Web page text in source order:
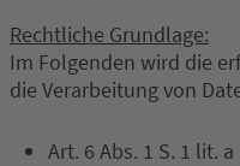
Rechtliche Grundlage:
Im Folgenden wird die
die Verarbeitung von
Art. 6 Abs. 1 S. 1 lit. a